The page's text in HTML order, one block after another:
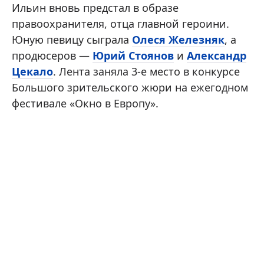
Ильин вновь предстал в образе
правоохранителя, отца главной героини.
Юную певицу сыграла Олеся Железняк, а
продюсеров — Юрий Стоянов и Александр
Цекало. Лента заняла 3-е место в конкурсе
Большого зрительского жюри на ежегодном
фестивале «Окно в Европу».